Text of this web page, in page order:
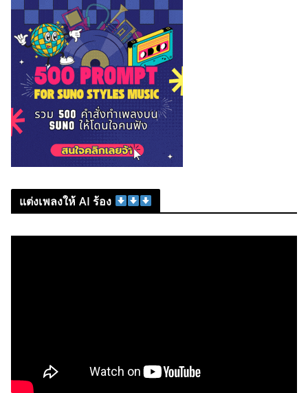
แต่งเพลงให้ AI ร้อง